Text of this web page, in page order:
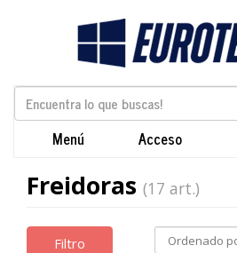
Menú Acceso
Freidoras (17 art.)
Filtro